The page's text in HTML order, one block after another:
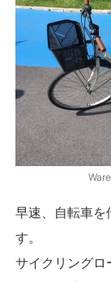
早速、自転車を
す。
サイクリングロ